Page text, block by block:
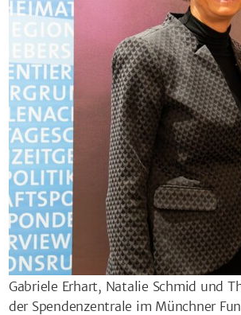
Gabriele Erhart, Natalie Schmid und
der Spendenzentrale im Münchner